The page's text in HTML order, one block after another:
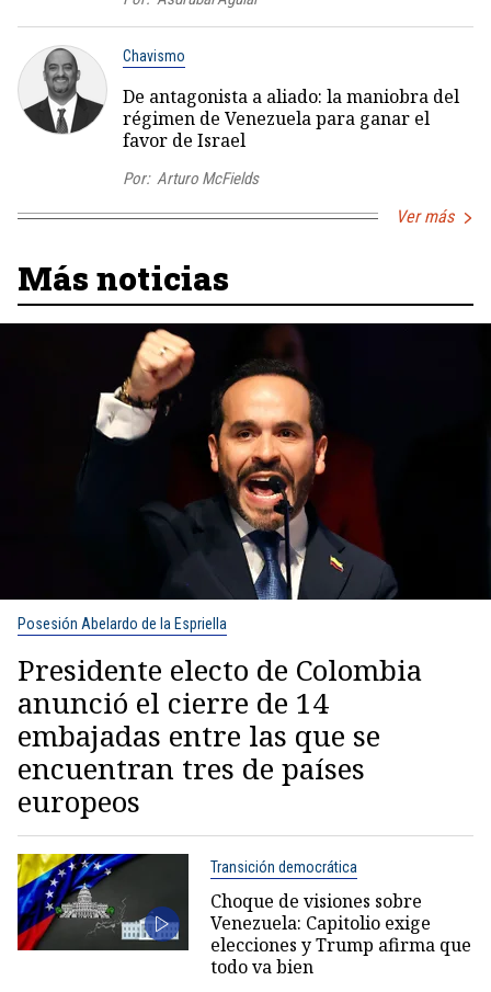
Chavismo
De antagonista a aliado: la maniobra del
régimen de Venezuela para ganar el
favor de Israel
Por: Arturo McFields
Ver más
Más noticias
Posesión Abelardo de la Espriella
Presidente electo de Colombia
anunció el cierre de 14
embajadas entre las que se
encuentran tres de países
europeos
Transición democrática
Choque de visiones sobre
Venezuela: Capitolio exige
elecciones y Trump afirma que
todo va bien